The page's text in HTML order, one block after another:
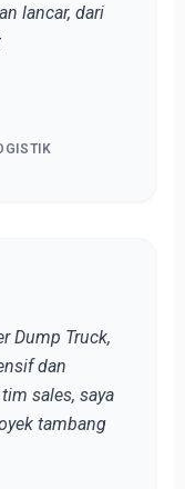
lancar, dari
Dump Truck,
dan
sales, saya
tambang